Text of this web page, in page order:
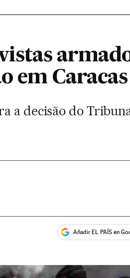
em Caracas
a decisão do
Añadir EL PAÍS en